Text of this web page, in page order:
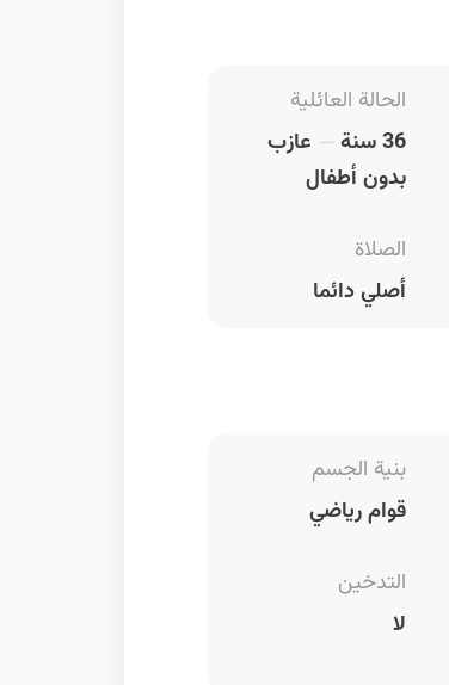
الحالة العائلية
36 سنة
عازب
بدون أطفال
الصلاة
أصلي دائما
بنية الجسم
قوام رياضي
التدخين
لا